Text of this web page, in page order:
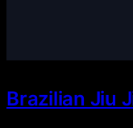
Brazilian Jiu